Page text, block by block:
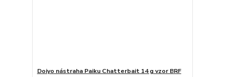
Doiyo nástraha Paiku Chatterbait 14 g vzor BRF